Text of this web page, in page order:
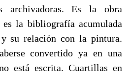
archivadoras. Es la obra
la bibliografía acumulada
su relación con la pintura.
convertido ya en una
está escrita. Cuartillas en